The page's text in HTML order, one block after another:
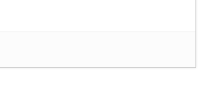
- 12.07.2026